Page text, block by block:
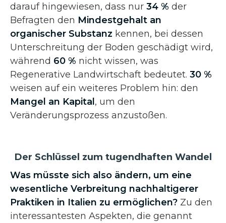
darauf hingewiesen, dass nur 34 % der
Befragten den Mindestgehalt an
organischer Substanz kennen, bei dessen
Unterschreitung der Boden geschädigt wird,
während 60 % nicht wissen, was
Regenerative Landwirtschaft bedeutet. 30 %
weisen auf ein weiteres Problem hin: den
Mangel an Kapital , um den
Veränderungsprozess anzustoßen.
Der Schlüssel zum tugendhaften Wandel
Was müsste sich also ändern, um eine
wesentliche Verbreitung nachhaltigerer
Praktiken in Italien zu ermöglichen? Zu den
interessantesten Aspekten, die genannt